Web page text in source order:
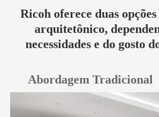
Ricoh oferece duas
arquitetônico,
necessidades e do gosto
Abordagem Tradicional